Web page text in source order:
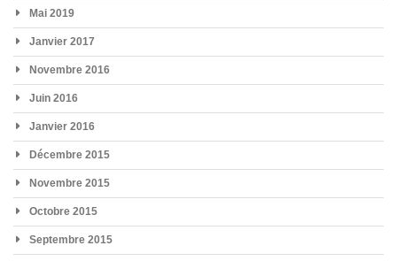
Mai 2019
Janvier 2017
Novembre 2016
Juin 2016
Janvier 2016
Décembre 2015
Novembre 2015
Octobre 2015
Septembre 2015